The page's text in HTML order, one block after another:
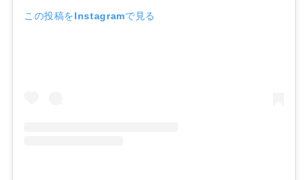
この投稿をInstagramで見る